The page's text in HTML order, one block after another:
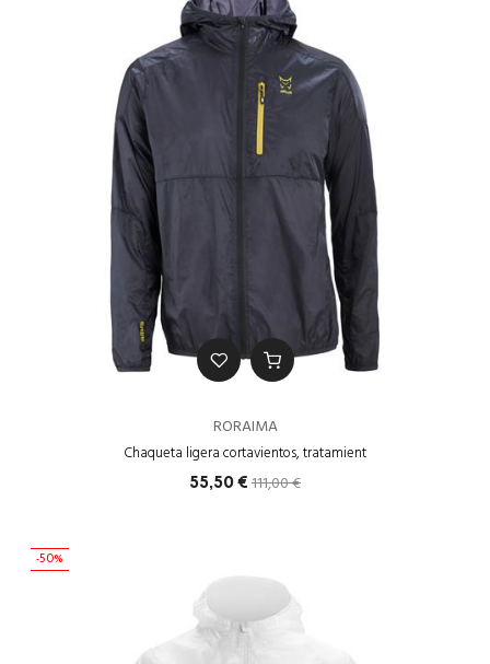
RORAIMA
Chaqueta ligera cortavientos, tratamient
55,50 € 111,00 €
-50%